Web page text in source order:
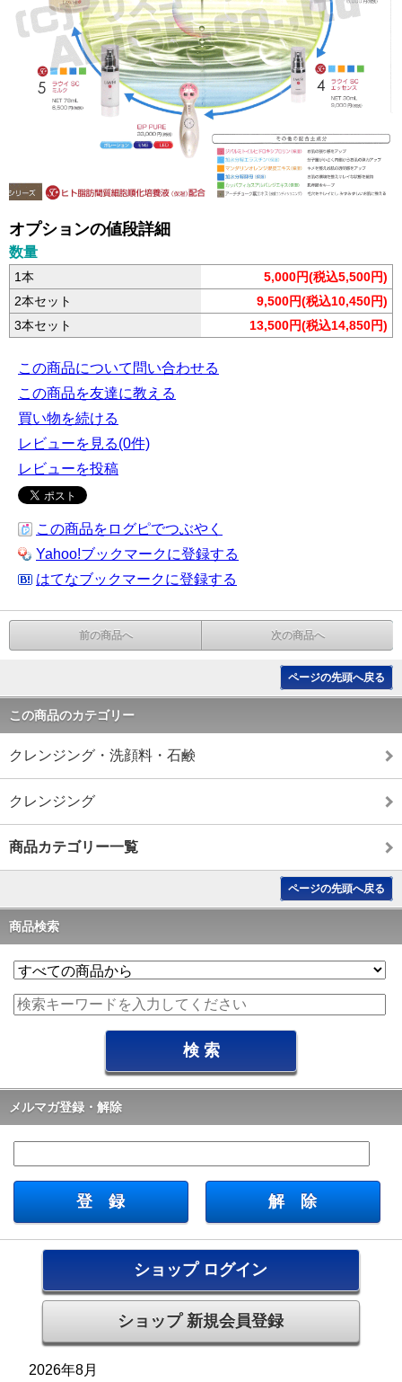
オプションの値段詳細
数量
1本
5,000円(税込5,500円)
2本セット
9,500円(税込10,450円)
3本セット
13,500円(税込14,850円)
この商品について問い合わせる
この商品を友達に教える
買い物を続ける
レビューを見る(0件)
レビューを投稿
この商品をログピでつぶやく
Yahoo!ブックマークに登録する
はてなブックマークに登録する
前の商品へ 次の商品へ
ページの先頭へ戻る
この商品のカテゴリー
クレンジング・洗顔料・石鹸
クレンジング
商品カテゴリー一覧
ページの先頭へ戻る
商品検索
メルマガ登録・解除
ショップ ログイン
ショップ 新規会員登録
2026年8月